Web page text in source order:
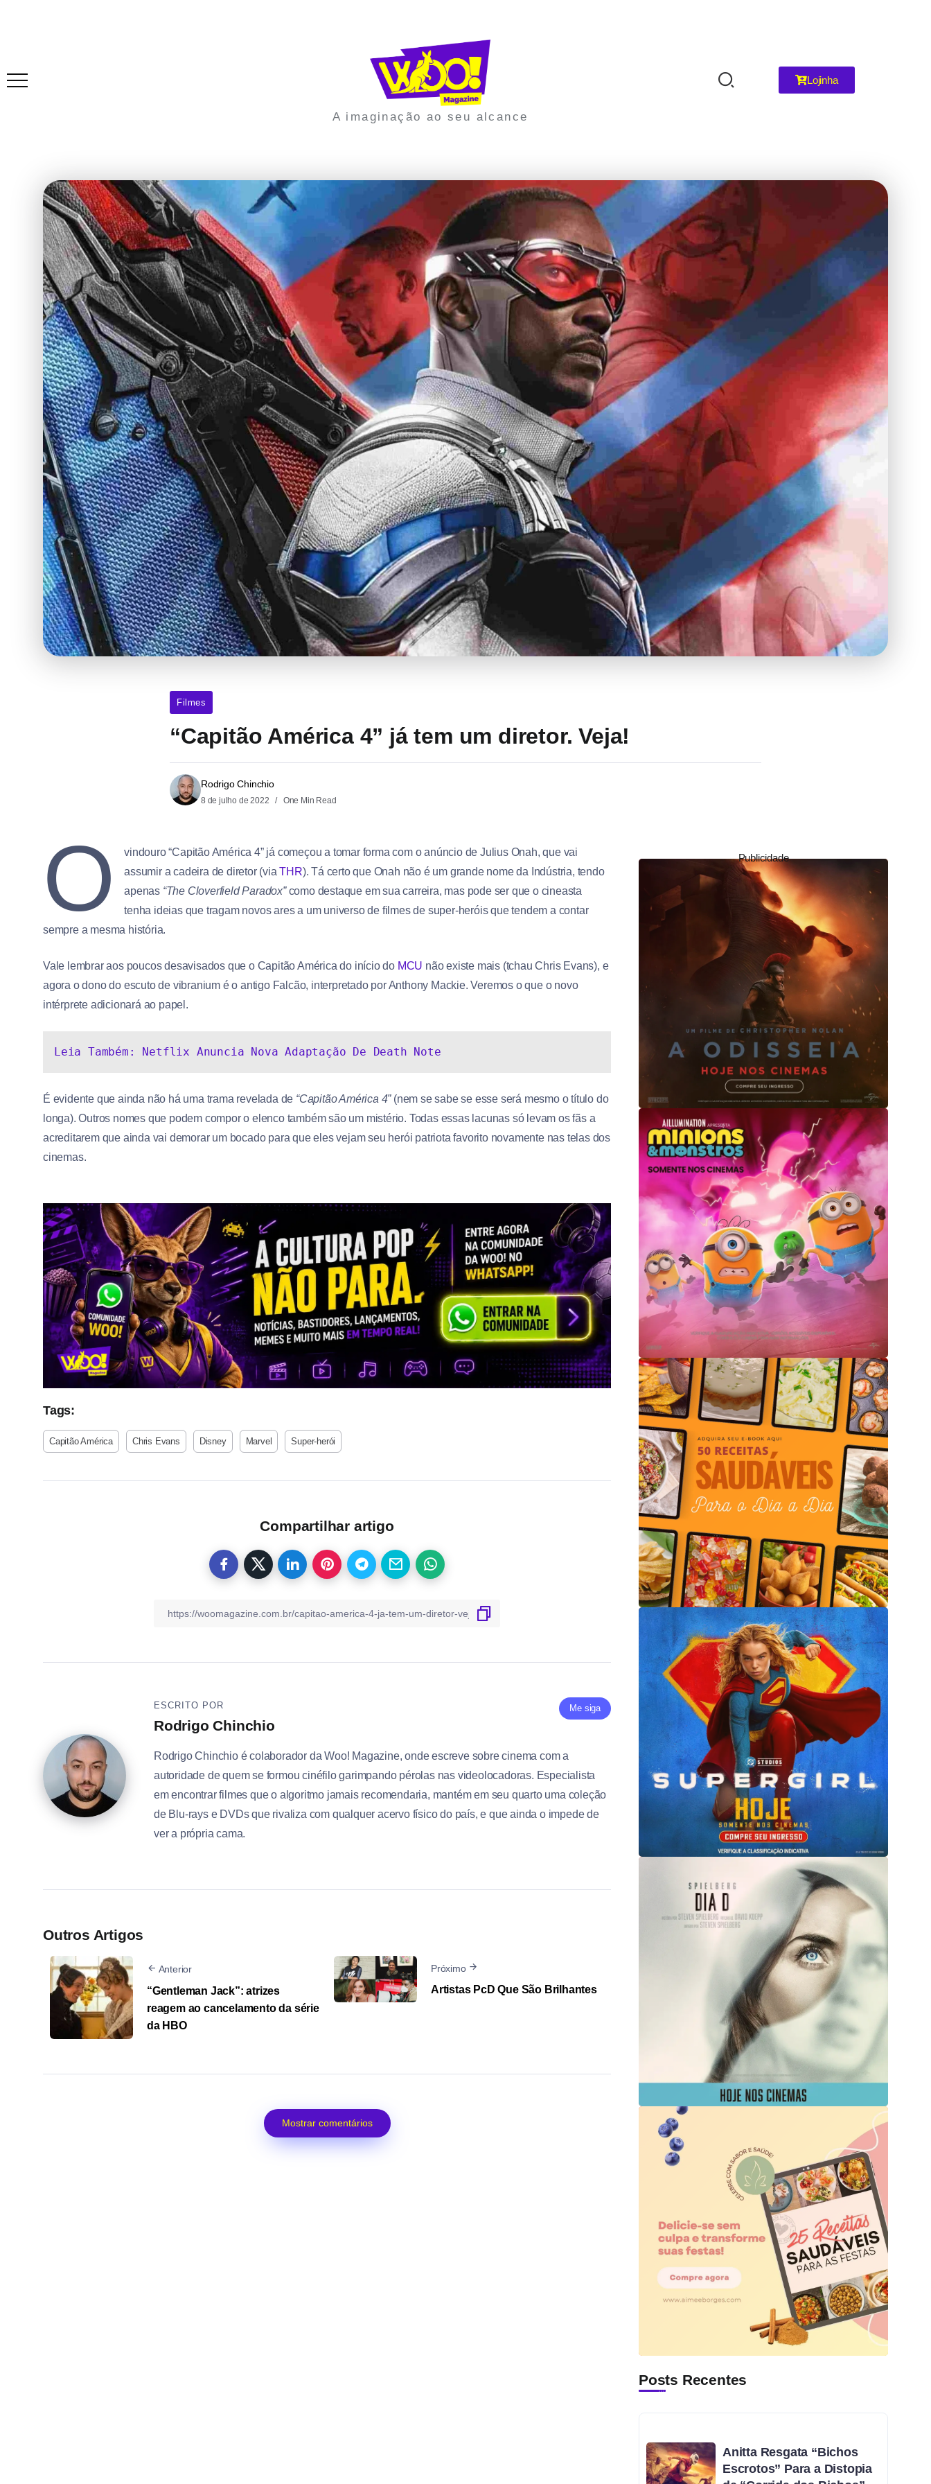
A imaginação ao seu alcance
Lojinha
Filmes
“Capitão América 4” já tem um diretor. Veja!
Rodrigo Chinchio
8 de julho de 2022 One Min Read
O
vindouro “Capitão América 4” já começou a tomar forma com o anúncio de Julius Onah, que vai
assumir a cadeira de diretor (viaTHR). Tá certo que Onah não é um grande nome da Indústria, tendo
apenas “The Cloverfield Paradox”como destaque em sua carreira, mas pode ser que o cineasta
tenha ideias que tragam novos ares a um universo de filmes de super-heróis que tendem a contar
sempre a mesma história.
Vale lembrar aos poucos desavisados que o Capitão América do início do MCU não existe mais (tchau Chris Evans), e
agora o dono do escuto de vibranium é o antigo Falcão, interpretado por Anthony Mackie. Veremos o que o novo
intérprete adicionará ao papel.
Leia Também: Netflix Anuncia Nova Adaptação De Death Note
É evidente que ainda não há uma trama revelada de “Capitão América 4”(nem se sabe se esse será mesmo o título do
longa). Outros nomes que podem compor o elenco também são um mistério. Todas essas lacunas só levam os fãs a
acreditarem que ainda vai demorar um bocado para que eles vejam seu herói patriota favorito novamente nas telas dos
cinemas.
Tags:
Capitão América Chris Evans Disney Marvel Super-herói
Compartilhar artigo
Me siga
ESCRITO POR
Rodrigo Chinchio
Rodrigo Chinchio é colaborador da Woo! Magazine, onde escreve sobre cinema com a
autoridade de quem se formou cinéfilo garimpando pérolas nas videolocadoras. Especialista
em encontrar filmes que o algoritmo jamais recomendaria, mantém em seu quarto uma coleção
de Blu-rays e DVDs que rivaliza com qualquer acervo físico do país, e que ainda o impede de
ver a própria cama.
Outros Artigos
Anterior
“Gentleman Jack”: atrizes
reagem ao cancelamento da série
da HBO
Próximo
Artistas PcD Que São Brilhantes
Mostrar comentários
Publicidade
Posts Recentes
Anitta Resgata “Bichos
Escrotos” Para a Distopia